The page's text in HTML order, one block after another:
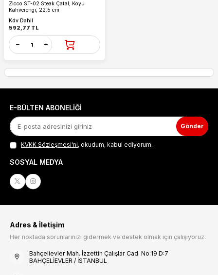
Zicco ST-02 Steak Çatal, Koyu
Kahverengi, 22.5 cm
Kdv Dahil
592,77 TL
E-BÜLTEN ABONELIĞI
Gönder
KVKK Sözleşmesi'ni, okudum, kabul ediyorum.
SOSYAL MEDYA
Adres & İletişim
Her noktada sorunlarınızı gidermek ve destek olmak için çalışıyoruz.
Bahçelievler Mah. İzzettin Çalışlar Cad. No:19 D:7
BAHÇELİEVLER / İSTANBUL